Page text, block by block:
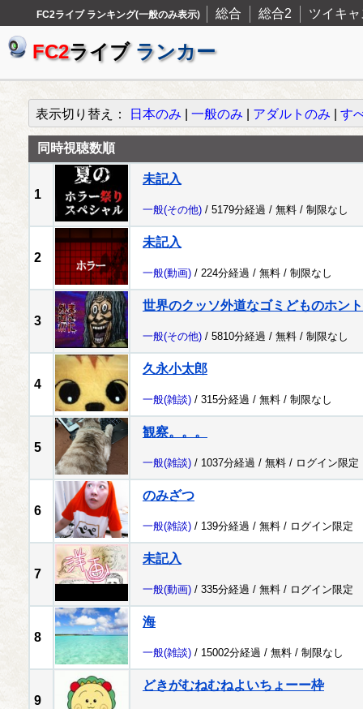
FC2ライブ ランキング(一般のみ表示) 総合 総合2 ツイキャ
FC2ライブ ランカー
表示切り替え： 日本のみ 一般のみ アダルトのみ す
同時視聴数順
1
未記入
一般(その他) / 5179分経過 / 無料 / 制限なし
2
未記入
一般(動画) / 224分経過 / 無料 / 制限なし
3
世界のクッソ外道なゴミどものホン
一般(その他) / 5810分経過 / 無料 / 制限なし
4
久永小太郎
一般(雑談) / 315分経過 / 無料 / 制限なし
5
観察。。。
一般(雑談) / 1037分経過 / 無料 / ログイン限定
6
のみざつ
一般(雑談) / 139分経過 / 無料 / ログイン限定
7
未記入
一般(動画) / 335分経過 / 無料 / ログイン限定
8
海
一般(雑談) / 15002分経過 / 無料 / 制限なし
9
どきがむねむねよいちょーー枠